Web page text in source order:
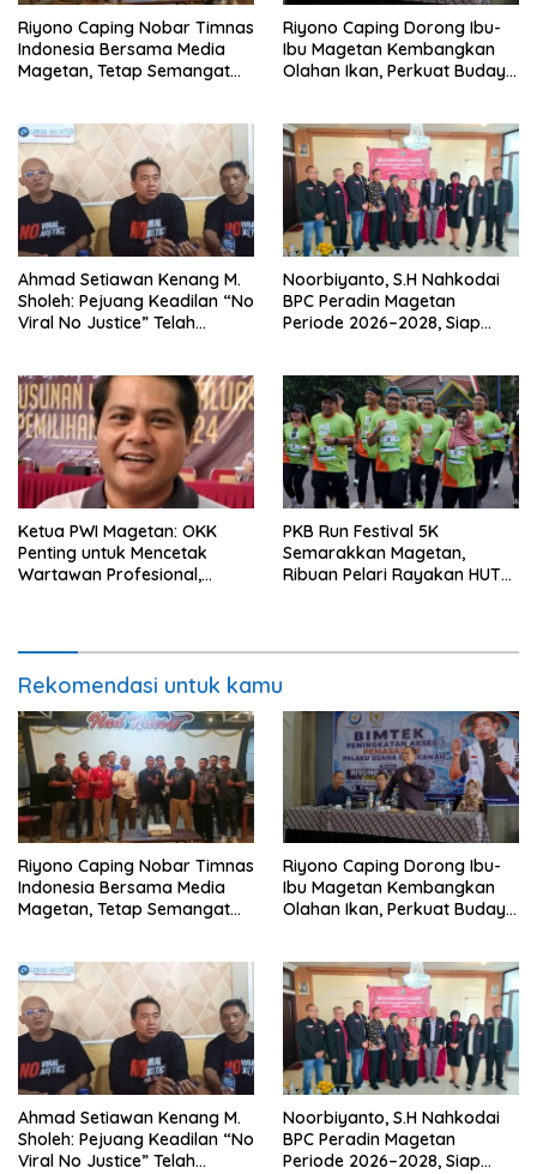
Riyono Caping Nobar Timnas
Indonesia Bersama Media
Magetan, Tetap Semangat
Riyono Caping Dorong Ibu-
Ibu Magetan Kembangkan
Olahan Ikan, Perkuat Budaya
Ahmad Setiawan Kenang M.
Sholeh: Pejuang Keadilan “No
Viral No Justice” Telah
Noorbiyanto, S.H Nahkodai
BPC Peradin Magetan
Periode 2026–2028, Siap
Ketua PWI Magetan: OKK
Penting untuk Mencetak
Wartawan Profesional,
PKB Run Festival 5K
Semarakkan Magetan,
Ribuan Pelari Rayakan HUT
Rekomendasi untuk kamu
Riyono Caping Nobar Timnas
Indonesia Bersama Media
Magetan, Tetap Semangat
Riyono Caping Dorong Ibu-
Ibu Magetan Kembangkan
Olahan Ikan, Perkuat Budaya
Ahmad Setiawan Kenang M.
Sholeh: Pejuang Keadilan “No
Viral No Justice” Telah
Noorbiyanto, S.H Nahkodai
BPC Peradin Magetan
Periode 2026–2028, Siap